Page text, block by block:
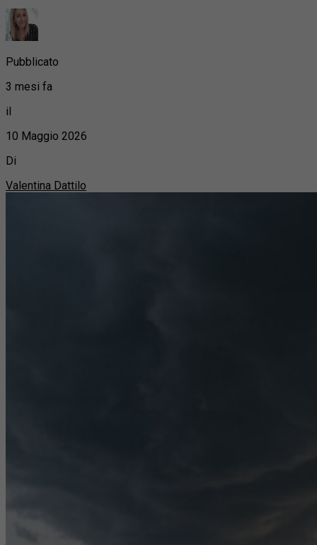
Pubblicato
3 mesi fa
il
10 Maggio 2026
Di
Valentina Dattilo